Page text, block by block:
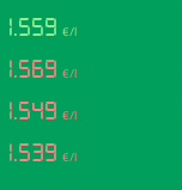
1.559 €/l
1.569 €/l
1.549 €/l
1.539 €/l